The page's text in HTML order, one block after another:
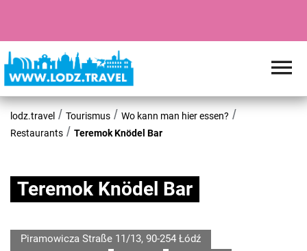
lodz.travel Tourismus
Wo kann man hier essen?
Restaurants
Teremok Knödel Bar
Teremok Knödel Bar
Piramowicza Straße 11/13, 90-254 Łódź